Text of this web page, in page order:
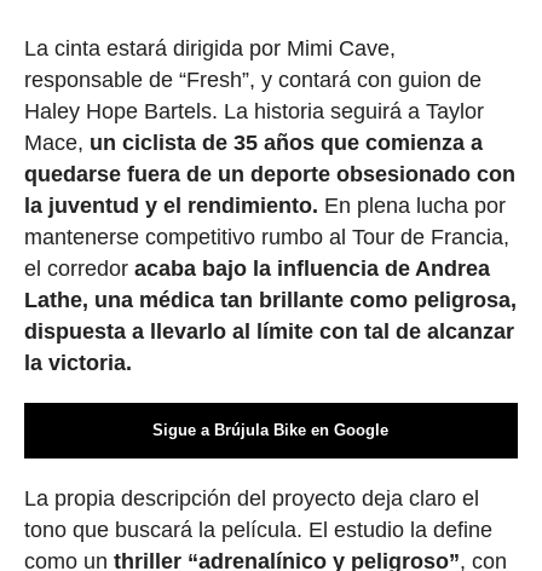
La cinta estará dirigida por Mimi Cave,
responsable de “Fresh”, y contará con guion de
Haley Hope Bartels. La historia seguirá a Taylor
Mace, un ciclista de 35 años que comienza a
quedarse fuera de un deporte obsesionado con
la juventud y el rendimiento. En plena lucha por
mantenerse competitivo rumbo al Tour de Francia,
el corredor acaba bajo la influencia de Andrea
Lathe, una médica tan brillante como peligrosa,
dispuesta a llevarlo al límite con tal de alcanzar
la victoria.
Sigue a Brújula Bike en Google
La propia descripción del proyecto deja claro el
tono que buscará la película. El estudio la define
como un thriller “adrenalínico y peligroso”, con